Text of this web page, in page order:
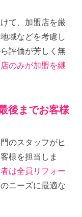
て、加盟店を厳
域などを考慮し
評価が芳しく無
のみが加盟を継
後までお客様
のスタッフがヒ
様を担当しま
は全員リフォー
ニーズに最適な